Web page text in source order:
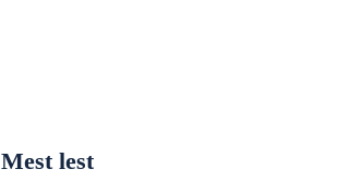
Mest lest